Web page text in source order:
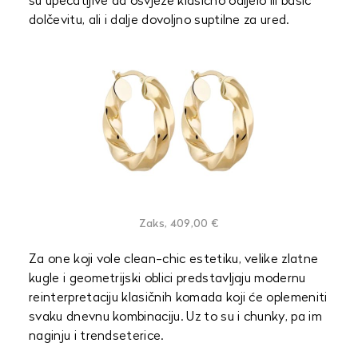
dolčevitu, ali i dalje dovoljno suptilne za ured.
Zaks, 409,00 €
Za one koji vole clean-chic estetiku, velike zlatne
kugle i geometrijski oblici predstavljaju modernu
reinterpretaciju klasičnih komada koji će oplemeniti
svaku dnevnu kombinaciju. Uz to su i chunky, pa im
naginju i trendseterice.